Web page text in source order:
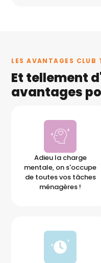
LES AVANTAGES CLUB
Et tellement
avantages
Adieu la charge
mentale, on s'occupe
de toutes vos tâches
ménagères !